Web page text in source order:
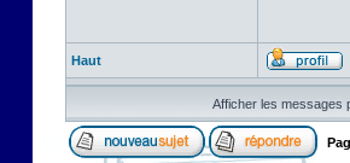
Haut
Afficher les messages